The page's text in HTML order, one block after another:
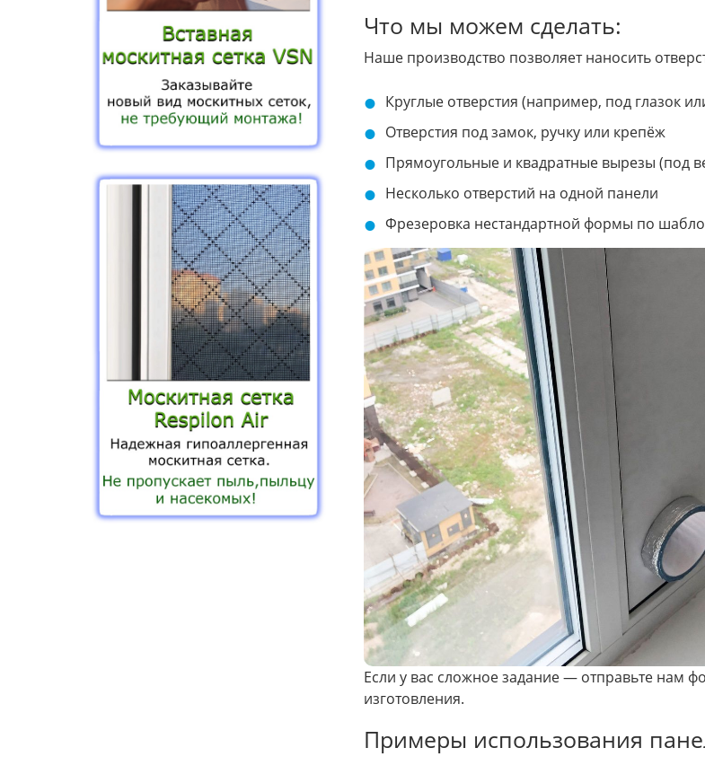
Что мы можем сделать:
Наше производство позволяет наносить
Круглые отверстия (например, под глазок
Отверстия под замок, ручку или крепёж
Прямоугольные и квадратные вырезы (под
Несколько отверстий на одной панели
Фрезеровка нестандартной формы по
Если у вас сложное задание — отправьте нам
изготовления.
Примеры использования